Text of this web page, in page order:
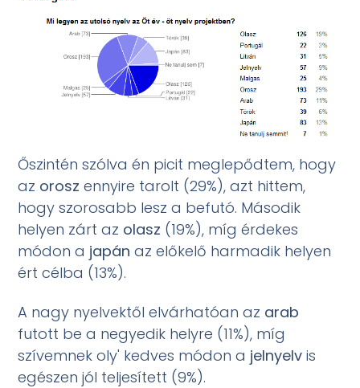
Őszintén szólva én picit meglepődtem, hogy
az orosz ennyire tarolt (29%), azt hittem,
hogy szorosabb lesz a befutó. Második
helyen zárt az olasz (19%), míg érdekes
módon a japán az előkelő harmadik helyen
ért célba (13%).
A nagy nyelvektől elvárhatóan az arab
futott be a negyedik helyre (11%), míg
szívemnek oly' kedves módon a jelnyelv is
egészen jól teljesített (9%).